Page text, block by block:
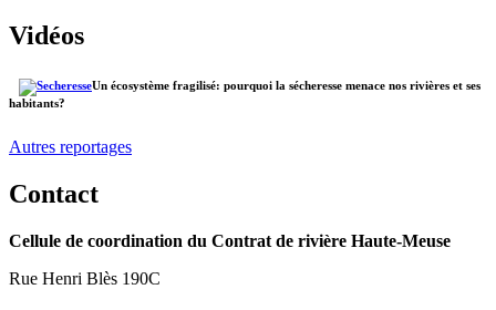
Vidéos
Un écosystème fragilisé: pourquoi la sécheresse menace nos rivières et ses
habitants?
Autres reportages
Contact
Cellule de coordination du Contrat de rivière Haute-Meuse
Rue Henri Blès 190C